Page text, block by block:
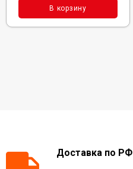
В корзину
Доставка по РФ